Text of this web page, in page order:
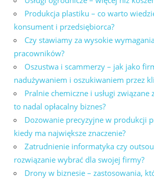
Produkcja plastiku – co warto
konsument i przedsiębiorca?
Czy stawiamy za wysokie
pracowników?
Oszustwa i scammerzy – jak jako
nadużywaniem i oszukiwaniem przez
Pralnie chemiczne i usługi związane
to nadal opłacalny biznes?
Dozowanie precyzyjne w produkcji
kiedy ma największe znaczenie?
Zatrudnienie informatyka czy
rozwiązanie wybrać dla swojej firmy?
Drony w biznesie – zastosowania,